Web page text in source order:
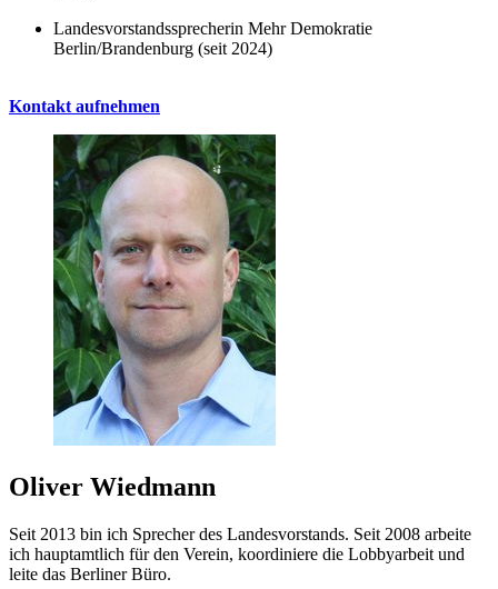
Landesvorstandssprecherin Mehr Demokratie
Berlin/Brandenburg (seit 2024)
Kontakt aufnehmen
Oliver Wiedmann
Seit 2013 bin ich Sprecher des Landesvorstands. Seit 2008 arbeite
ich hauptamtlich für den Verein, koordiniere die Lobbyarbeit und
leite das Berliner Büro.